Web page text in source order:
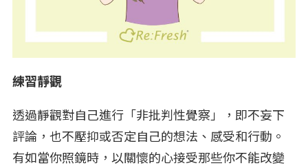
練習靜觀
透過靜觀對自己進行「非批判性覺察」，即不妄下
評論，也不壓抑或否定自己的想法、感受和行動。
有如當你照鏡時，以關懷的心接受那些你不能改變